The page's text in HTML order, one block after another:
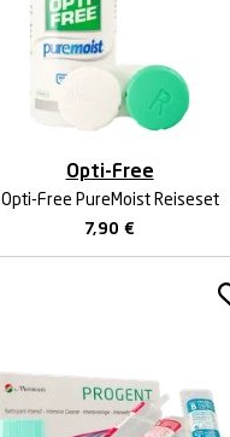
Opti-Free
Opti-Free PureMoist Reiseset
7,90€